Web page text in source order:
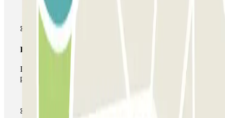
Pase básico
Durante tu estancia podrás entrar y salir una única vez al
parking